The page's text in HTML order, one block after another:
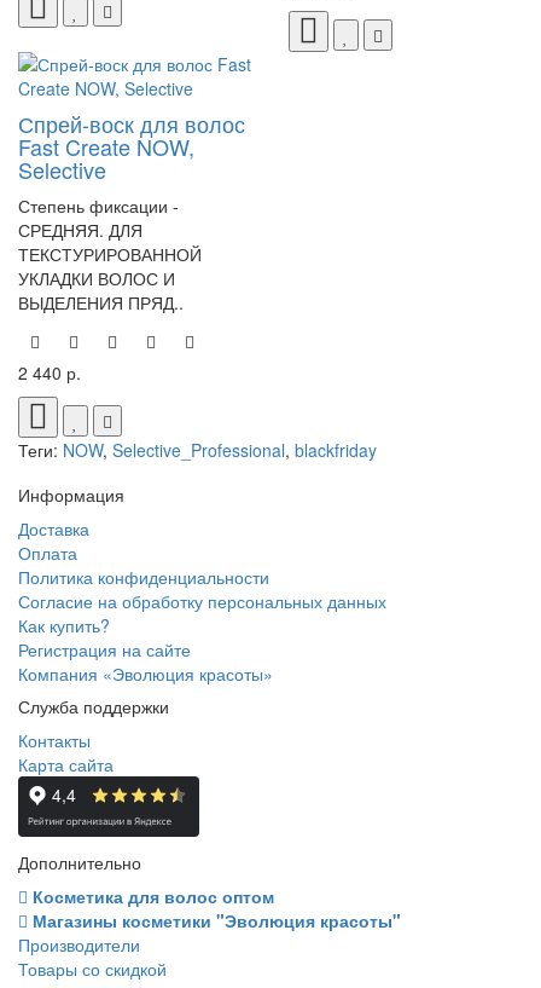
Спрей-воск для волос
Fast Create NOW,
Selective
Степень фиксации -
СРЕДНЯЯ. ДЛЯ
ТЕКСТУРИРОВАННОЙ
УКЛАДКИ ВОЛОС И
ВЫДЕЛЕНИЯ ПРЯД..
2 440 р.
Теги: NOW, Selective_Professional, blackfriday
Информация
Доставка
Оплата
Политика конфиденциальности
Согласие на обработку персональных данных
Как купить?
Регистрация на сайте
Компания «Эволюция красоты»
Служба поддержки
Контакты
Карта сайта
Дополнительно
Косметика для волос оптом
Магазины косметики "Эволюция красоты"
Производители
Товары со скидкой